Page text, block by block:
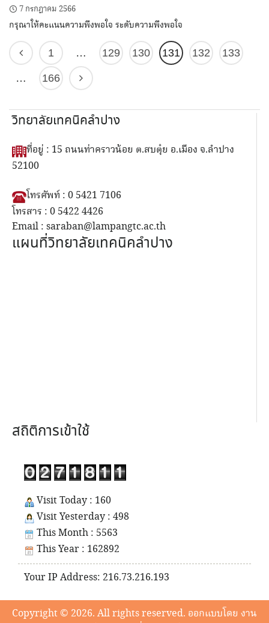
7 กรกฎาคม 2566
กรุณาให้คะแนนความพึงพอใจ ระดับความพึงพอใจ
1 … 129 130 131 132 133
… 166
วิทยาลัยเทคนิคลำปาง
ที่อยู่ : 15 ถนนท่าคราวน้อย ต.สบตุ๋ย อ.เมือง จ.ลำปาง
52100
โทรศัพท์ : 0 5421 7106
โทรสาร : 0 5422 4426
Email : saraban@lampangtc.ac.th
แผนที่วิทยาลัยเทคนิคลำปาง
สถิติการเข้าใช้
Visit Today : 160
Visit Yesterday : 498
This Month : 5563
This Year : 162892
Your IP Address: 216.73.216.193
Copyright © 2026. All rights reserved. ออกแบบโดย งาน